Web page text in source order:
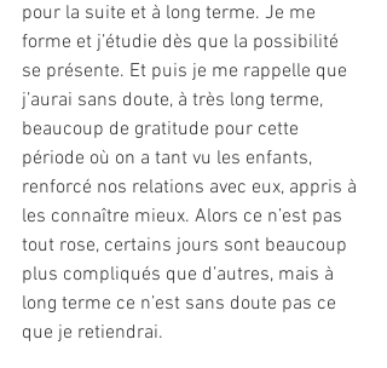
pour la suite et à long terme. Je me
forme et j’étudie dès que la possibilité
se présente. Et puis je me rappelle que
j’aurai sans doute, à très long terme,
beaucoup de gratitude pour cette
période où on a tant vu les enfants,
renforcé nos relations avec eux, appris à
les connaître mieux. Alors ce n’est pas
tout rose, certains jours sont beaucoup
plus compliqués que d’autres, mais à
long terme ce n’est sans doute pas ce
que je retiendrai.